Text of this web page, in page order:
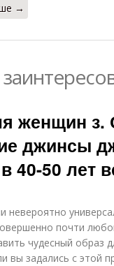
→
женщин з.
джинсы
40-50 лет
невероятно
почти
чудесный образ
вы задались с этой